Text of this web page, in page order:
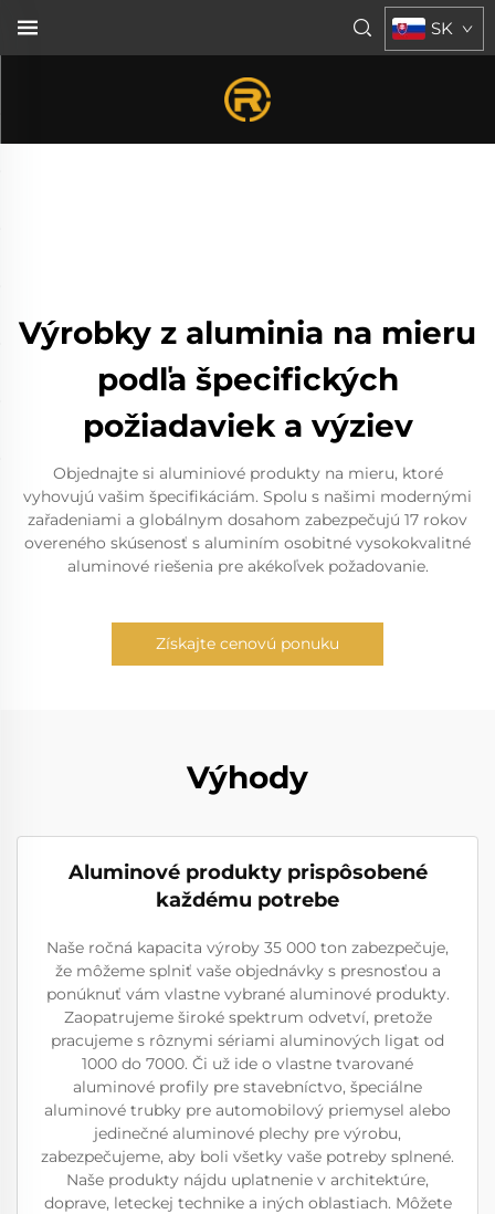
SK
Výrobky z aluminia na mieru
podľa špecifických
požiadaviek a výziev
Objednajte si aluminiové produkty na mieru, ktoré
vyhovujú vašim špecifikáciám. Spolu s našimi modernými
zařadeniami a globálnym dosahom zabezpečujú 17 rokov
overeného skúsenosť s aluminím osobitné vysokokvalitné
aluminové riešenia pre akékoľvek požadovanie.
Získajte cenovú ponuku
Výhody
Aluminové produkty prispôsobené
každému potrebe
Naše ročná kapacita výroby 35 000 ton zabezpečuje,
že môžeme splniť vaše objednávky s presnosťou a
ponúknuť vám vlastne vybrané aluminové produkty.
Zaopatrujeme široké spektrum odvetví, pretože
pracujeme s rôznymi sériami aluminových ligat od
1000 do 7000. Či už ide o vlastne tvarované
aluminové profily pre stavebníctvo, špeciálne
aluminové trubky pre automobilový priemysel alebo
jedinečné aluminové plechy pre výrobu,
zabezpečujeme, aby boli všetky vaše potreby splnené.
Naše produkty nájdu uplatnenie v architektúre,
doprave, leteckej technike a iných oblastiach. Môžete